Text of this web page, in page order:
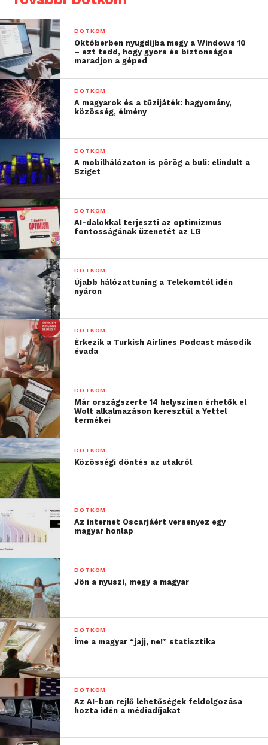
tárolhatjuk a fotóinkat. A még tökéletesebb
végeredményért új szűrőket, automatikus javítást és
speciális szerkesztési lehetőségeket is kapott a
program, vagyis a PhotoScan alkalmazáson túl is
lehetőség van a képeink felturbózására.
DOTKOM
Októberben nyugdíjba megy a Windows 10
– ezt tedd, hogy gyors és biztonságos
maradjon a géped
DOTKOM
A magyarok és a tűzijáték: hagyomány,
közösség, élmény
DOTKOM
A mobilhálózaton is pörög a buli: elindult a
Sziget
DOTKOM
AI-dalokkal terjeszti az optimizmus
fontosságának üzenetét az LG
DOTKOM
Újabb hálózattuning a Telekomtól idén
nyáron
DOTKOM
Érkezik a Turkish Airlines Podcast második
évada
DOTKOM
Már országszerte 14 helyszínen érhetők el
Wolt alkalmazáson keresztül a Yettel
termékei
DOTKOM
Közösségi döntés az utakról
DOTKOM
Az internet Oscarjáért versenyez egy
magyar honlap
DOTKOM
Jön a nyuszi, megy a magyar
DOTKOM
Íme a magyar “jajj, ne!” statisztika
DOTKOM
Az AI-ban rejlő lehetőségek feldolgozása
hozta idén a médiadíjakat